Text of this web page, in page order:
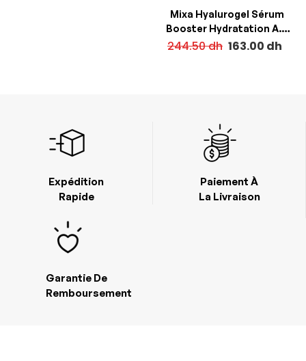
Mixa Hyalurogel Sérum
Booster Hydratation A.H
50ml
244.50dh 163.00 dh
Paiement À
La Livraison
Expédition
Rapide
Garantie De
Remboursement